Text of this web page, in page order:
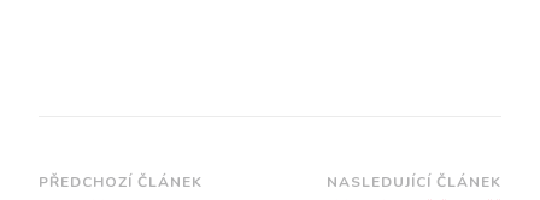
Navigace
PŘEDCHOZÍ ČLÁNEK NASLEDUJÍCÍ ČLÁNEK